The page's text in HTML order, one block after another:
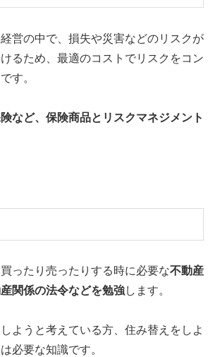
営の中で、損失や災害などのリスクが
るため、最適のコストでリスクをコン
す。
など、保険商品とリスクマネジメント
ったり売ったりする時に必要な不動産
関係の法令などを勉強します。
ようと考えている方、住み替えをしよ
必要な知識です。